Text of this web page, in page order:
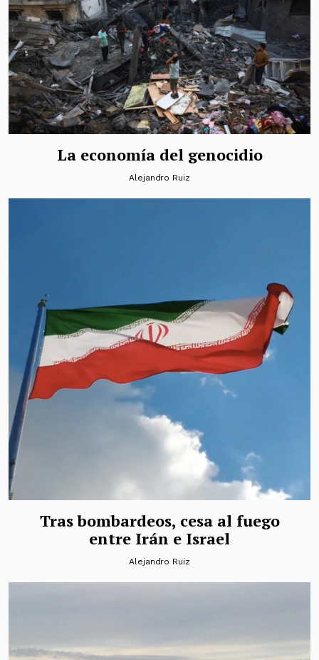
La economía del genocidio
Alejandro Ruiz
Tras bombardeos, cesa al fuego
entre Irán e Israel
Alejandro Ruiz